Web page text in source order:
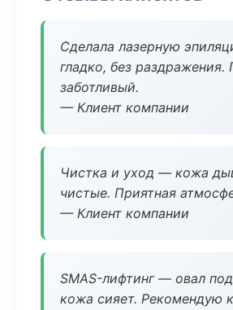
Сделала лазерную
гладко, без раздражения.
заботливый.
— Клиент компании
Чистка и уход — кожа
чистые. Приятная
— Клиент компании
SMAS-лифтинг — овал
кожа сияет. Рекомендую